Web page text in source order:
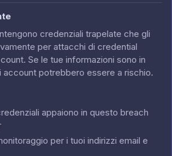
credenziali trapelate che gli
per attacchi di credential
Se le tue informazioni sono in
account potrebbero essere a rischio.
appaiono in questo breach
per i tuoi indirizzi email e